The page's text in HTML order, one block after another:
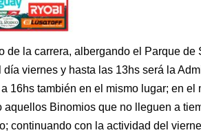
de la carrera, albergando el Parque
día viernes y hasta las 13hs será la
16hs también en el mismo lugar; en
aquellos Binomios que no lleguen a
continuando con la actividad del